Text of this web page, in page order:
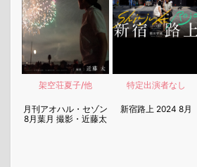
架空荘夏子/他
月刊アオハル・セゾン
8月葉月 撮影・近藤太
特定出演者なし
新宿路上 2024 8月